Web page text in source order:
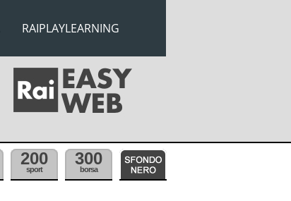
RAIPLAYLEARNING
200
sport
300
borsa